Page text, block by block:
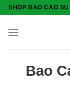
Skip
content
SHOP BAO CAO
Bao